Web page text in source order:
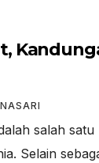
salah
Selain